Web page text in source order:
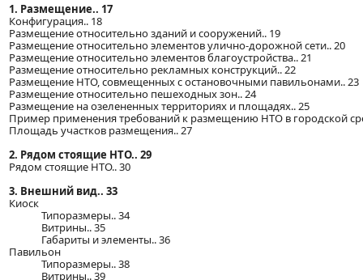
1. Размещение.. 17
Конфигурация.. 18
Размещение относительно зданий и сооружений.. 19
Размещение относительно элементов улично-дорожной сети.. 20
Размещение относительно элементов благоустройства.. 21
Размещение относительно рекламных конструкций.. 22
Размещение НТО, совмещенных с остановочными павильонами.. 23
Размещение относительно пешеходных зон.. 24
Размещение на озелененных территориях и площадях.. 25
Пример применения требований к размещению НТО в городской
Площадь участков размещения.. 27
2. Рядом стоящие НТО.. 29
Рядом стоящие НТО.. 30
3. Внешний вид.. 33
Киоск
Типоразмеры.. 34
Витрины.. 35
Габариты и элементы.. 36
Павильон
Типоразмеры.. 38
Витрины.. 39